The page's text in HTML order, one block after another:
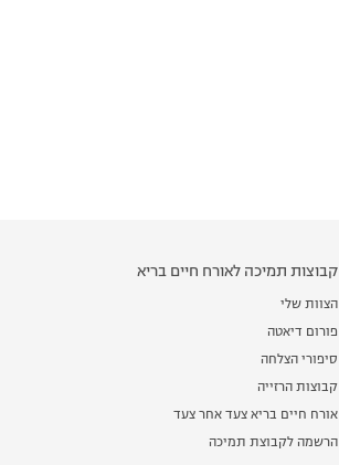
קבוצות תמיכה לאורח חיים בריא
הצוות שלי
פורום דיאטה
סיפורי הצלחה
קבוצות הרזייה
אורח חיים בריא צעד אחר צעד
הרשמה לקבוצת תמיכה